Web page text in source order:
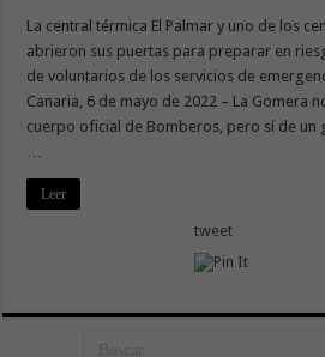
La central térmica El Palmar y uno de los
abrieron sus puertas para preparar en
de voluntarios de los servicios de
Canaria, 6 de mayo de 2022 – La Gomera
cuerpo oficial de Bomberos, pero sí de un
…
Leer
tweet